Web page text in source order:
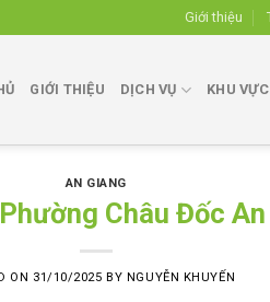
Giới thiệu
GIỚI THIỆU DỊCH VỤ KHU VỰC
AN GIANG
Châu Đốc An
ON 31/10/2025 BY NGUYỄN KHUYẾN